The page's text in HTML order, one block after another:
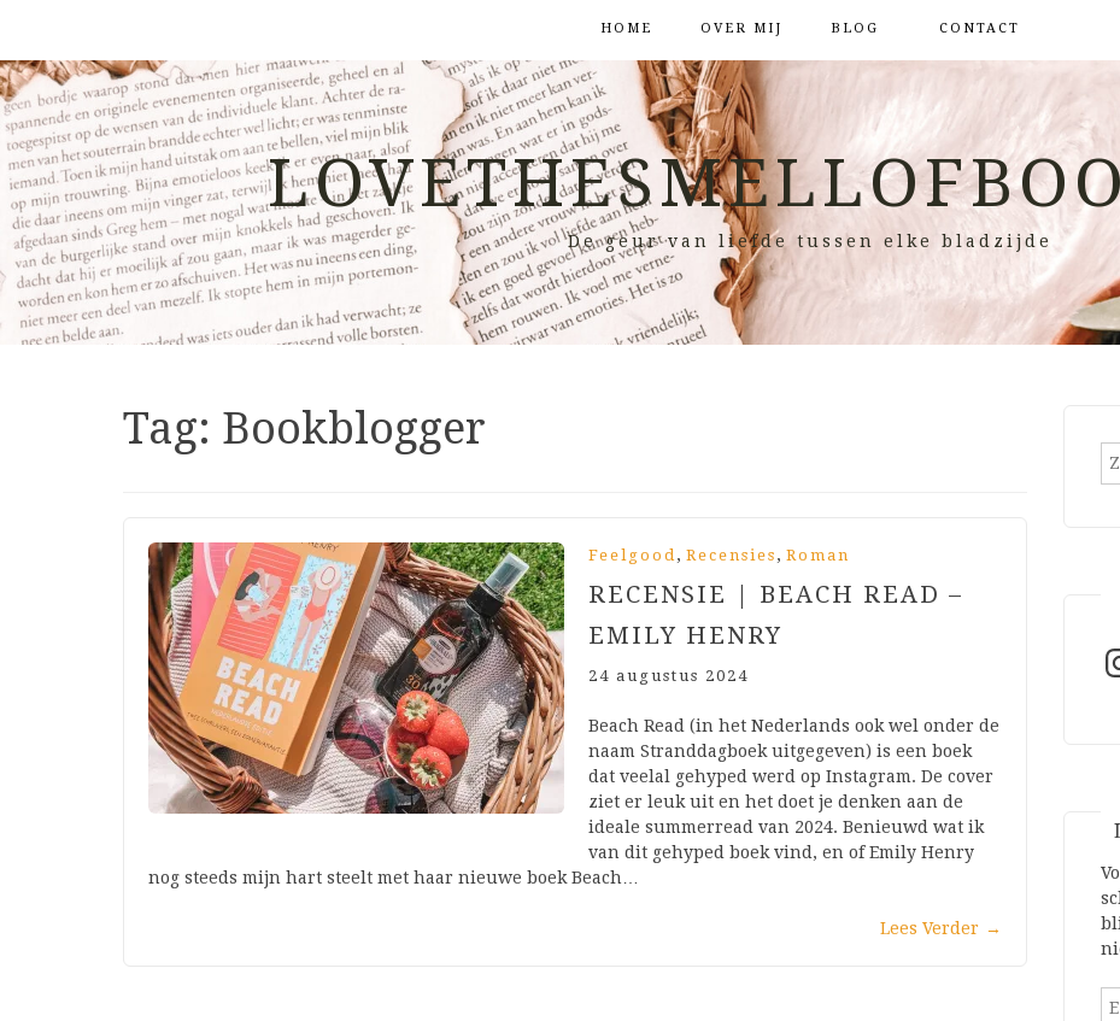
HOME OVER MIJ BLOG CONTACT
De geur van liefde tussen elke bladzijde
Tag: Bookblogger
Feelgood, Recensies , Roman
RECENSIE | BEACH READ –
EMILY HENRY
24 augustus 2024
Beach Read (in het Nederlands ook wel onder de
naam Stranddagboek uitgegeven) is een boek
dat veelal gehyped werd op Instagram. De cover
ziet er leuk uit en het doet je denken aan de
ideale summerread van 2024. Benieuwd wat ik
van dit gehyped boek vind, en of Emily Henry
nog steeds mijn hart steelt met haar nieuwe boek Beach…
Lees Verder →
E-